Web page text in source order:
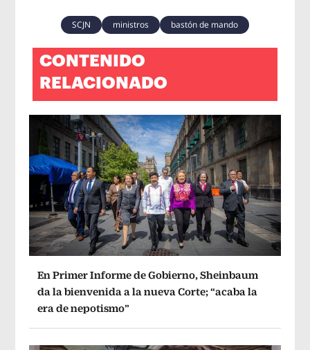
SCJN ministros bastón de mando
CONTENIDO
RELACIONADO
En Primer Informe de Gobierno, Sheinbaum
da la bienvenida a la nueva Corte; “acaba la
era de nepotismo”